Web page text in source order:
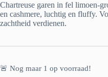
Chartreuse garen in fel limoen-
en cashmere, luchtig en fluffy.
zachtheid verdienen.
🚨 Nog maar 1 op voorraad!